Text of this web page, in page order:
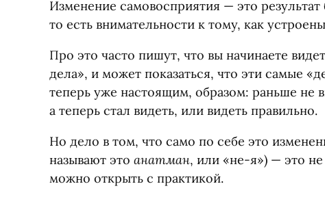
Изменение самовосприятия — это
то есть внимательности к тому, как
Про это часто пишут, что вы начинаете
дела», и может показаться, что эти самые «
теперь уже настоящим, образом: раньше не
а теперь стал видеть, или видеть правильно.
Но дело в том, что само по себе это
называют это анатман, или «не-я») — это
можно открыть с практикой.